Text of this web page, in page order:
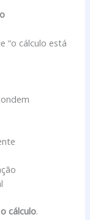
“o cálculo está
cálculo.